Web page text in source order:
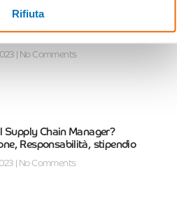
Rifiuta
No Comments
Supply Chain Manager?
Responsabilità, stipendio
No Comments